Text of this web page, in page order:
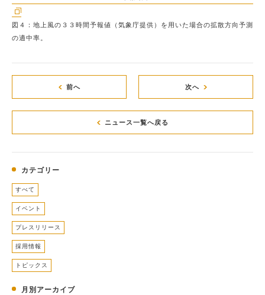
図４：地上風の３３時間予報値（気象庁提供）を用いた場合の拡散方向予測
の適中率。
前へ 次へ
ニュース一覧へ戻る
カテゴリー
すべて
イベント
プレスリリース
採用情報
トピックス
月別アーカイブ